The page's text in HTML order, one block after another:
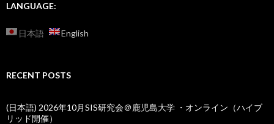
LANGUAGE:
日本語 English
RECENT POSTS
(日本語) 2026年10月SIS研究会＠鹿児島大学 ・オンライン（ハイブ
リッド開催）